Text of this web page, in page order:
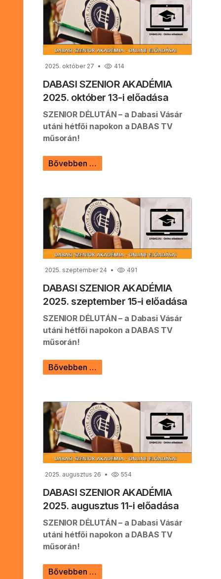
2025. október 27 414
DABASI SZENIOR AKADÉMIA
2025. október 13-i előadása
SZENIOR DÉLUTÁN – a Dabasi Vásár
utáni hétfői napokon a DABAS TV
műsorán!
Bővebben …
2025. szeptember 24 491
DABASI SZENIOR AKADÉMIA
2025. szeptember 15-i előadása
SZENIOR DÉLUTÁN – a Dabasi Vásár
utáni hétfői napokon a DABAS TV
műsorán!
Bővebben …
2025. augusztus 26 554
DABASI SZENIOR AKADÉMIA
2025. augusztus 11-i előadása
SZENIOR DÉLUTÁN – a Dabasi Vásár
utáni hétfői napokon a DABAS TV
műsorán!
Bővebben …